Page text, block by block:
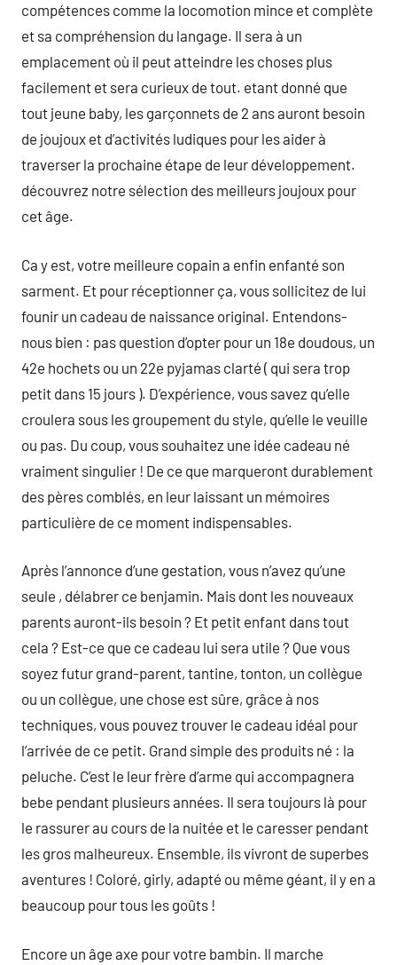
compétences comme la locomotion mince et complète
et sa compréhension du langage. Il sera à un
emplacement où il peut atteindre les choses plus
facilement et sera curieux de tout. etant donné que
tout jeune baby, les garçonnets de 2 ans auront besoin
de joujoux et d’activités ludiques pour les aider à
traverser la prochaine étape de leur développement.
découvrez notre sélection des meilleurs joujoux pour
cet âge.
Ca y est, votre meilleure copain a enfin enfanté son
sarment. Et pour réceptionner ça, vous sollicitez de lui
founir un cadeau de naissance original. Entendons-
nous bien : pas question d’opter pour un 18e doudous, un
42e hochets ou un 22e pyjamas clarté ( qui sera trop
petit dans 15 jours ). D’expérience, vous savez qu’elle
croulera sous les groupement du style, qu’elle le veuille
ou pas. Du coup, vous souhaitez une idée cadeau né
vraiment singulier ! De ce que marqueront durablement
des pères comblés, en leur laissant un mémoires
particulière de ce moment indispensables.
Après l’annonce d’une gestation, vous n’avez qu’une
seule , délabrer ce benjamin. Mais dont les nouveaux
parents auront-ils besoin ? Et petit enfant dans tout
cela ? Est-ce que ce cadeau lui sera utile ? Que vous
soyez futur grand-parent, tantine, tonton, un collègue
ou un collègue, une chose est sûre, grâce à nos
techniques, vous pouvez trouver le cadeau idéal pour
l’arrivée de ce petit. Grand simple des produits né : la
peluche. C’est le leur frère d’arme qui accompagnera
bebe pendant plusieurs années. Il sera toujours là pour
le rassurer au cours de la nuitée et le caresser pendant
les gros malheureux. Ensemble, ils vivront de superbes
aventures ! Coloré, girly, adapté ou même géant, il y en a
beaucoup pour tous les goûts !
Encore un âge axe pour votre bambin. Il marche